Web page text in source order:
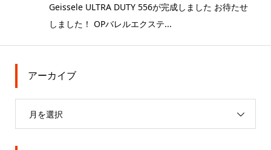
Geissele ULTRA DUTY 556が完成しました お待たせ
しました！ OPバレルエクステ...
アーカイブ
月を選択